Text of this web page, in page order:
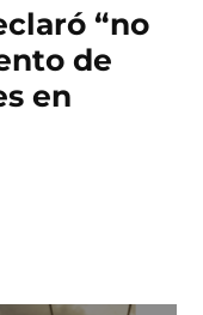
“no
de
en